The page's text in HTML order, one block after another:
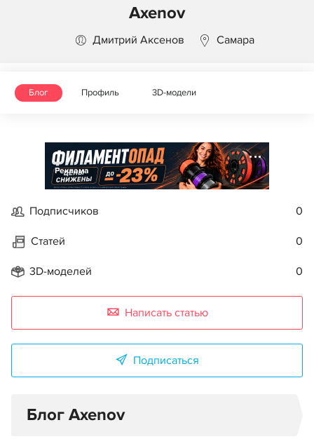
Axenov
Дмитрий Аксенов Самара
Блог Профиль 3D-модели
Реклама
Подписчиков 0
Статей 0
3D-моделей 0
Написать статью
Подписаться
Блог Axenov